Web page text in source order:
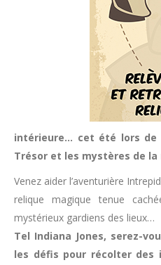
intérieure… cet été lors de
Trésor et les mystères de la
Venez aider l’aventurière
relique magique tenue
mystérieux gardiens des lieux…
Tel Indiana Jones, serez-
les défis pour récolter des